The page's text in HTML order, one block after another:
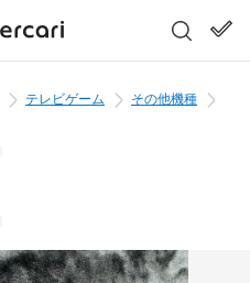
テレビゲーム
その他機種